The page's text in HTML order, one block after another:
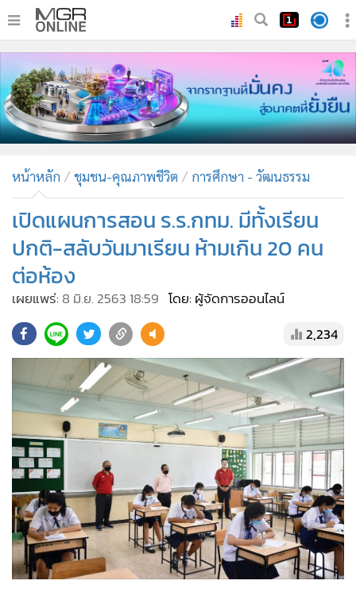
• ทันเหตุการณ์
• ภาคใต้
• ภูมิภาค
• บันเทิง
• คอลัมนิสต์
• ละคร
• CbizReview
• Cyber BIZ
• ผู้จัดกวน
• Good health & Well-being
• Green Innovation & SD
• Management & HR
•
MGR Live
• Infographic
• การเมือง
• ท่องเที่ยว
• กีฬา
• ต่างประเทศ
• Special Scoop
หน้าหลัก ชุมชน-คุณภาพชีวิต การศึกษา - วัฒนธรรม
เปิดแผนการสอน ร.ร.กทม. มีทั้งเรียน
ปกติ-สลับวันมาเรียน ห้ามเกิน 20 คน
ต่อห้อง
เผยแพร่: 8 มิ.ย. 2563 18:59 โดย: ผู้จัดการออนไลน์
2,234